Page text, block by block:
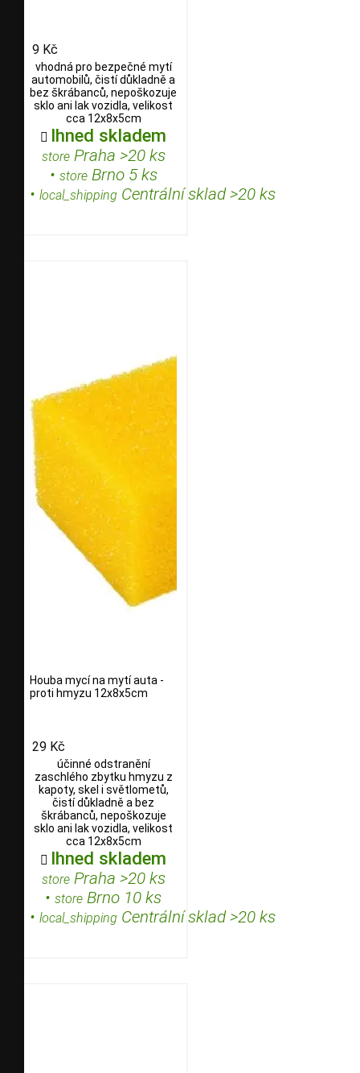
9 Kč
vhodná pro bezpečné mytí
automobilů, čistí důkladně a
bez škrábanců, nepoškozuje
sklo ani lak vozidla, velikost
cca 12x8x5cm
 Ihned skladem
storePraha >20 ks
• storeBrno 5 ks
• local_shipping Centrální sklad >20 ks
Houba mycí na mytí auta -
proti hmyzu 12x8x5cm
29 Kč
účinné odstranění
zaschlého zbytku hmyzu z
kapoty, skel i světlometů,
čistí důkladně a bez
škrábanců, nepoškozuje
sklo ani lak vozidla, velikost
cca 12x8x5cm
 Ihned skladem
storePraha >20 ks
• store Brno 10 ks
• local_shipping Centrální sklad >20 ks